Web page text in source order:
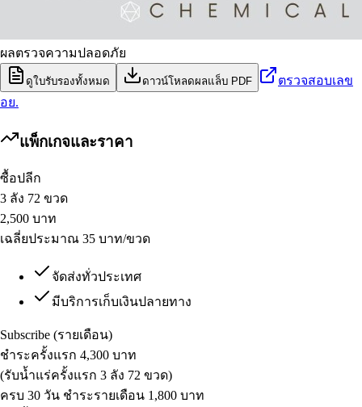
ผลตรวจความปลอดภัย
ดูใบรับรองทั้งหมด ดาวน์โหลดผลแล็บ PDF
ตรวจสอบเลข
อย.
แพ็กเกจและราคา
ซื้อปลีก
3 ลัง 72 ขวด
2,500 บาท
เฉลี่ยประมาณ 35 บาท/ขวด
จัดส่งทั่วประเทศ
มีบริการเก็บเงินปลายทาง
Subscribe (รายเดือน)
ชำระครั้งแรก 4,300 บาท
(รับน้ำแร่ครั้งแรก 3 ลัง 72 ขวด)
ครบ 30 วัน ชำระรายเดือน 1,800 บาท